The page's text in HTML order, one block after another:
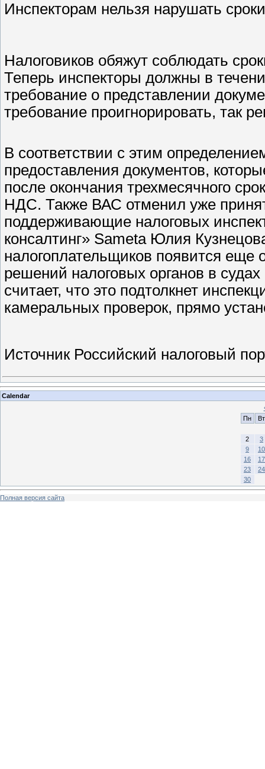
Инспекторам нельзя нарушать
Налоговиков обяжут соблюдать
Теперь инспекторы должны в
требование о представлении
требование проигнорировать, так
В соответствии с этим
предоставления документов,
после окончания трехмесячного
НДС. Также ВАС отменил уже
поддерживающие налоговых
консалтинг» Sameta Юлия
налогоплательщиков появится еще
решений налоговых органов в
считает, что это подтолкнет
камеральных проверок, прямо
Источник Российский налоговый
Calendar
Пн
Вт
2
3
9
10
16
17
23
24
30
Полная версия сайта